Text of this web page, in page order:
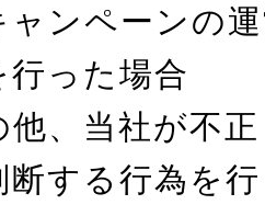
ャンペーンの
行った場合
他、当社が不
断する行為を